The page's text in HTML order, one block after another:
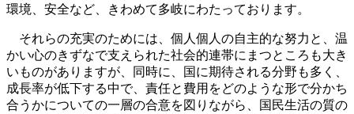
環境、安全など、きわめて多岐にわたっております。
それらの充実のためには、個人個人の自主的な努力と、温
かい心のきずなで支えられた社会的連帯にまつところも大き
いものがありますが、同時に、国に期待される分野も多く、
成長率が低下する中で、責任と費用をどのような形で分かち
合うかについての一層の合意を図りながら、国民生活の質の